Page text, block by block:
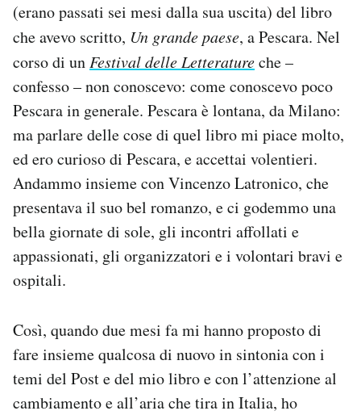
SHOP
CALENDARIO
AREA PERSONALE
Area Personale
Newsletter
Notifiche mobile
Regala il Post
Hai bisogno di aiuto?
Esci
(erano passati sei mesi dalla sua uscita) del libro
che avevo scritto, Un grande paese, a Pescara. Nel
corso di un Festival delle Letteratureche –
confesso – non conoscevo: come conoscevo poco
Pescara in generale. Pescara è lontana, da Milano:
ma parlare delle cose di quel libro mi piace molto,
ed ero curioso di Pescara, e accettai volentieri.
Andammo insieme con Vincenzo Latronico, che
presentava il suo bel romanzo, e ci godemmo una
bella giornate di sole, gli incontri affollati e
appassionati, gli organizzatori e i volontari bravi e
ospitali.
Così, quando due mesi fa mi hanno proposto di
fare insieme qualcosa di nuovo in sintonia con i
temi del Post e del mio libro e con l’attenzione al
cambiamento e all’aria che tira in Italia, ho